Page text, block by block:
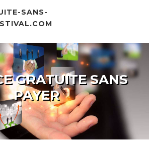
SANS-
GRATUITE SANS
PAYER